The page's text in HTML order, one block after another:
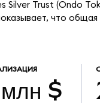
Silver Trust (Ondo
что общая
$